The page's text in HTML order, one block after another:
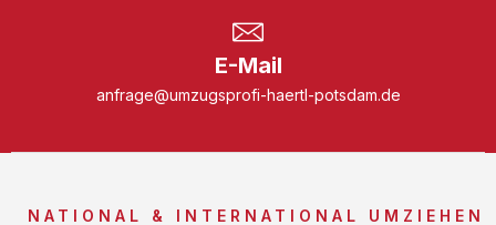
E-Mail
anfrage@umzugsprofi-haertl-potsdam.de
NATIONAL & INTERNATIONAL UMZIEHEN